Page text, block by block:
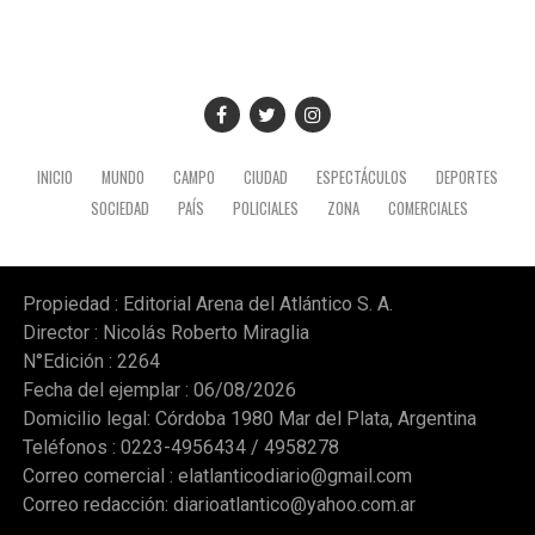
mayor presupuesto para los establecimientos y
programas escolares. (NA)
INICIO MUNDO CAMPO CIUDAD ESPECTÁCULOS
DEPORTES
SOCIEDAD
PAÍS POLICIALES ZONA COMERCIALES
Propiedad : Editorial Arena del Atlántico S. A.
Director : Nicolás Roberto Miraglia
N°Edición : 2264
Fecha del ejemplar : 06/08/2026
Domicilio legal: Córdoba 1980 Mar del Plata, Argentina
Teléfonos : 0223-4956434 / 4958278
Correo comercial : elatlanticodiario@gmail.com
Correo redacción: diarioatlantico@yahoo.com.ar